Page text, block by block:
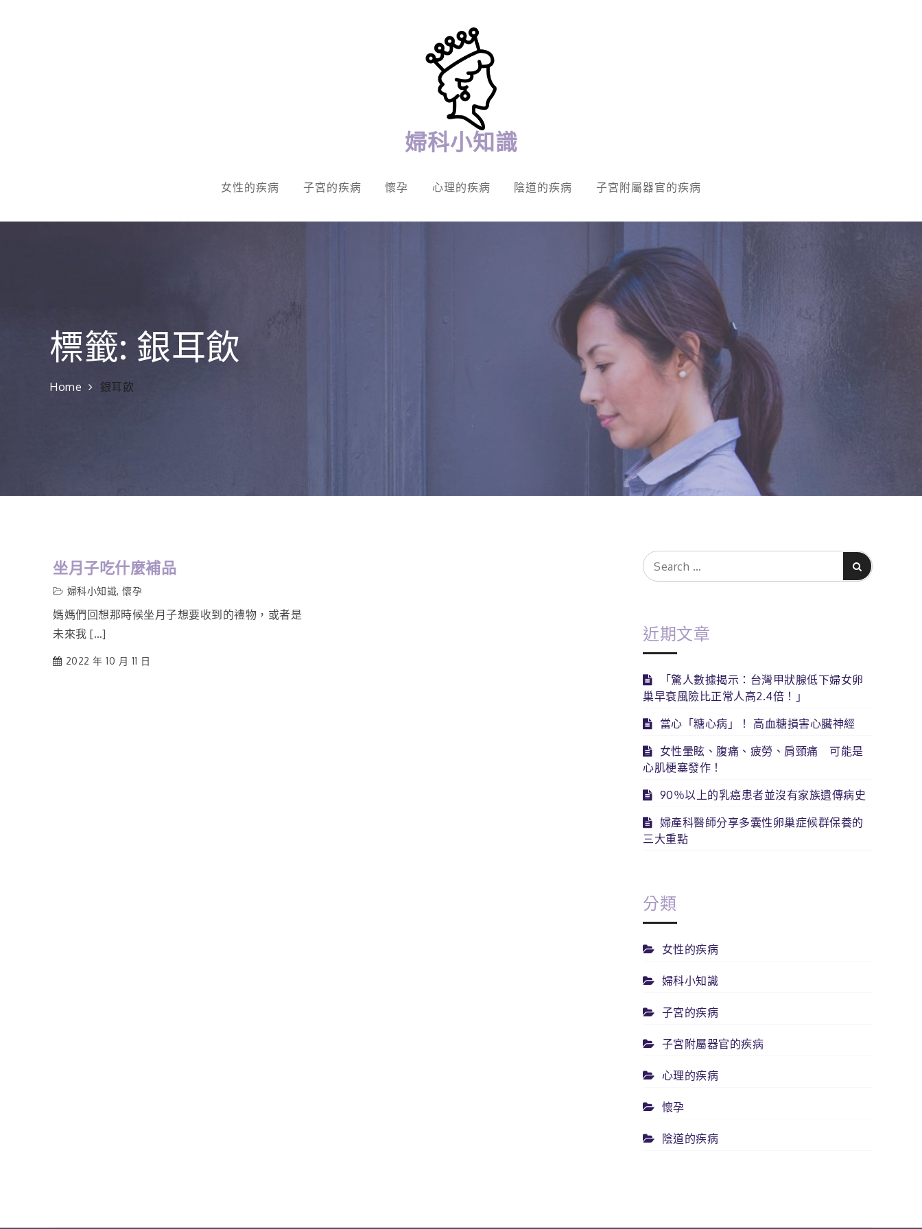
婦科小知識
女性的疾病 子宮的疾病 懷孕 心理的疾病 陰道的疾病 子宮附屬器官的疾病
標籤: 銀耳飲
Home 銀耳飲
坐月子吃什麼補品
婦科小知識, 懷孕
媽媽們回想那時候坐月子想要收到的禮物，或者是
未來我 […]
2022 年 10 月 11 日
Search
for:
Search
近期文章
「驚人數據揭示：台灣甲狀腺低下婦女卵
巢早衰風險比正常人高2.4倍！」
當心「糖心病」！ 高血糖損害心臟神經
女性暈眩、腹痛、疲勞、肩頸痛 可能是
心肌梗塞發作！
90％以上的乳癌患者並沒有家族遺傳病史
婦產科醫師分享多囊性卵巢症候群保養的
三大重點
分類
女性的疾病
婦科小知識
子宮的疾病
子宮附屬器官的疾病
心理的疾病
懷孕
陰道的疾病